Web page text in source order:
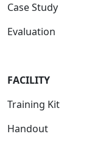
Case Study
Evaluation
FACILITY
Training Kit
Handout